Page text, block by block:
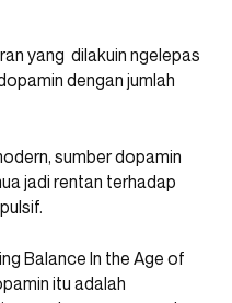
yang dilakuin ngelepas
dengan jumlah
sumber dopamin
jadi rentan terhadap
Balance In the Age of
itu adalah